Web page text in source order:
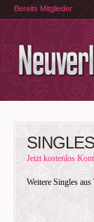
Bereits Mitglieder
SINGLES
Jetzt kostenlos
Weitere Singles